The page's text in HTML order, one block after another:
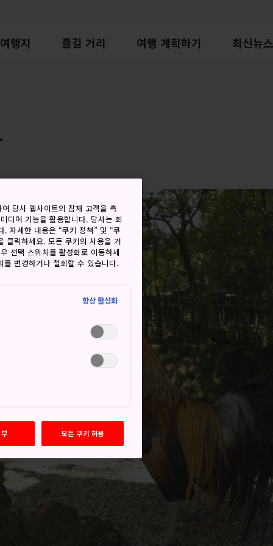
여행지 즐길 거리 여행 계획하기 최신뉴스
당사 웹사이트의 잠재 고객을 측
디어 기능을 활용합니다. 당사는 회
자세한 내용은 “쿠키 정책” 및 “쿠
클릭하세요. 모든 쿠키의 사용을 거
선택 스위치를 활성화로 이동하세
변경하거나 철회할 수 있습니다.
항상 활성화
모든 쿠키 허용